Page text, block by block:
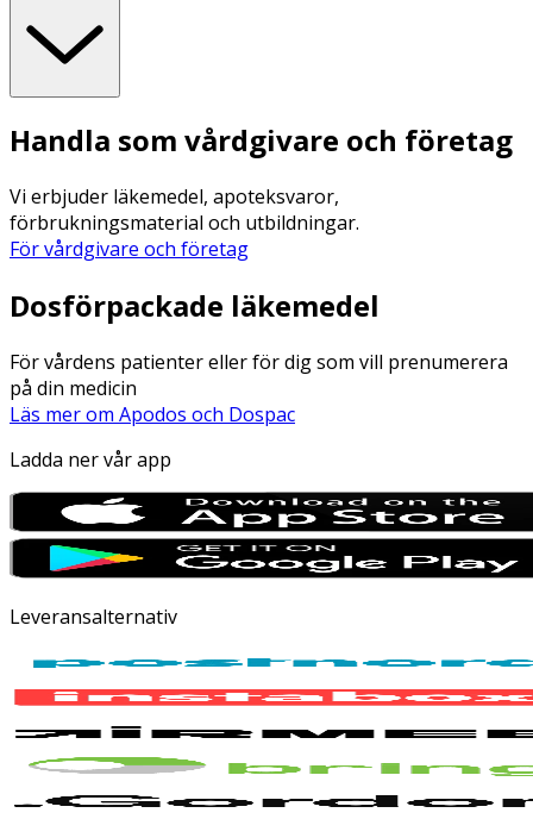
Handla som vårdgivare och företag
Vi erbjuder läkemedel, apoteksvaror,
förbrukningsmaterial och utbildningar.
För vårdgivare och företag
Dosförpackade läkemedel
För vårdens patienter eller för dig som vill prenumerera
på din medicin
Läs mer om Apodos och Dospac
Ladda ner vår app
Leveransalternativ